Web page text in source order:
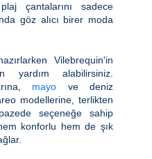
çantalarını sadece
göz alıcı birer moda
Vilebrequin'in
yardım alabilirsiniz.
mayo ve deniz
modellerine, terlikten
seçeneğe sahip
konforlu hem de şık